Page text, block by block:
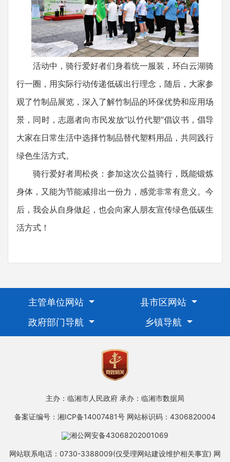
活动中，骑行爱好者们身着统一服装，环白云湖骑
行一圈，用实际行动传递低碳出行理念，随后，大家参
观了竹制品展览，深入了解竹制品的环保优势和应用场
景，同时，志愿者向市民发放“以竹代塑”倡议书，倡导
大家在日常生活中选择竹制品替代塑料用品，共同践行
绿色生活方式。
骑行爱好者周松炎：参加这次公益骑行，既能锻炼
身体，又能为节能减排出一份力，感觉非常有意义。今
后，我会从自身做起，也会向家人朋友宣传绿色低碳生
活方式！
主管单位网站
县市区网站
政府部门导航
乡镇导航
主办：临湘市人民政府 承办：临湘市数据局
备案证编号：湘ICP备14007481号 网站标识码：4306820004
湘公网安备43068202001069
网站联系电话：0730-3388009(仅受理网站建设维护相关事宜) 网